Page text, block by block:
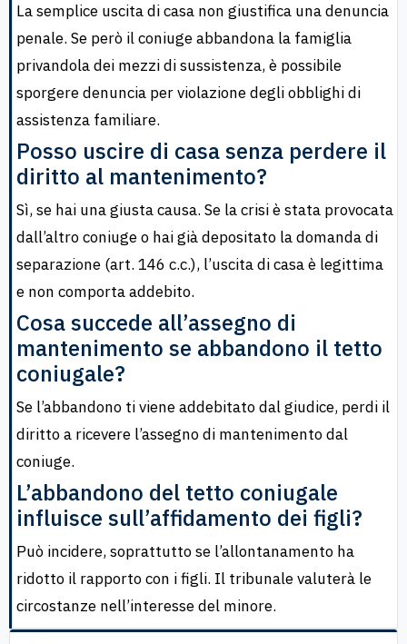
La semplice uscita di casa non giustifica una denuncia
penale. Se però il coniuge abbandona la famiglia
privandola dei mezzi di sussistenza, è possibile
sporgere denuncia per violazione degli obblighi di
assistenza familiare.
Posso uscire di casa senza perdere il
diritto al mantenimento?
Sì, se hai una giusta causa. Se la crisi è stata provocata
dall’altro coniuge o hai già depositato la domanda di
separazione (art. 146 c.c.), l’uscita di casa è legittima
e non comporta addebito.
Cosa succede all’assegno di
mantenimento se abbandono il tetto
coniugale?
Se l’abbandono ti viene addebitato dal giudice, perdi il
diritto a ricevere l’assegno di mantenimento dal
coniuge.
L’abbandono del tetto coniugale
influisce sull’affidamento dei figli?
Può incidere, soprattutto se l’allontanamento ha
ridotto il rapporto con i figli. Il tribunale valuterà le
circostanze nell’interesse del minore.